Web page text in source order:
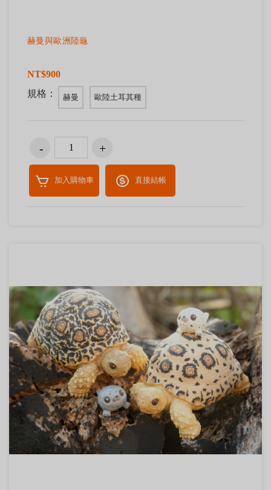
赫曼與歐洲陸龜
NT$900
規格：
赫曼 歐陸土耳其種
加入購物車 直接結帳